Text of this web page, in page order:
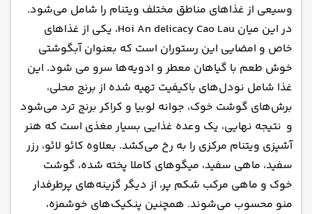
وسیعی از غذاهای مناطق مختلف ویتنام را شامل می‌شود.
در این میان Hoi An delicacy Cao Lau، یکی از غذاهای
خاص و امضایی این رستوران است که بعنوان آبگوشتی
خوش طعم با گیاهان معطر و ادویه‌ها سرو می شود. این
غذا شامل نودل‌های باکیفیت تهیه شده از برنج محلی،
برش‌های گوشت خوک، جوانه لوبیا و کراکر برنج ترد می‌شود
و نتیجه نهایی، یک وعده غذایی بسیار مغذی است که هنر
آشپزی ویتنام مرکزی را به رخ می‌کشد. بعلاوه کائو لائو، رزر
سفید، ماهی سفید، میگوهای کاملا پخته شده، گوشت
خوک و ماهی مرکب شکم پر، از دیگر گزینه‌های پرطرفدار
منو محسوب می‌شوند. همچنین پنکیک‌های خوشمزه،